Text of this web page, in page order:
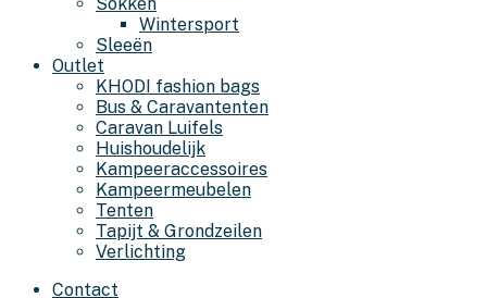
Wintersport
Sleeën
Outlet
KHODI fashion bags
Bus & Caravantenten
Caravan Luifels
Huishoudelijk
Kampeeraccessoires
Kampeermeubelen
Tenten
Tapijt & Grondzeilen
Verlichting
Contact